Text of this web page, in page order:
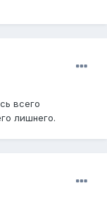
всего
лишнего.